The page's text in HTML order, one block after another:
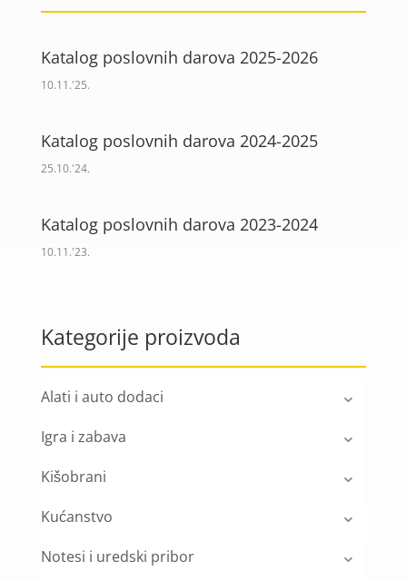
Katalog poslovnih darova 2025-2026
10.11.'25.
Katalog poslovnih darova 2024-2025
25.10.'24.
Katalog poslovnih darova 2023-2024
10.11.'23.
Kategorije proizvoda
Alati i auto dodaci
Igra i zabava
Kišobrani
Kućanstvo
Notesi i uredski pribor